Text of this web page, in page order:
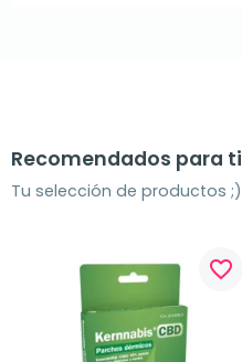
Recomendados para ti
Tu selección de productos ;)
favorite_border